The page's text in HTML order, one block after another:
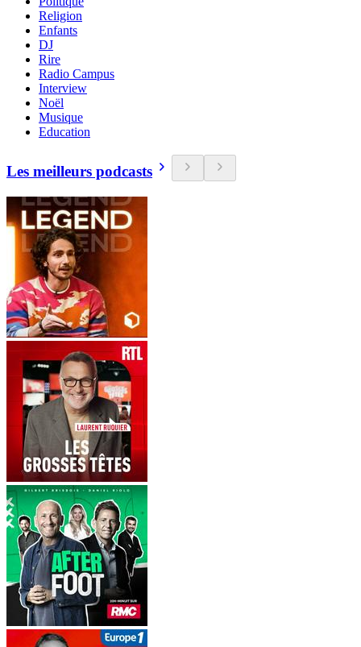
Religion
Enfants
DJ
Rire
Radio Campus
Interview
Noël
Musique
Education
Les meilleurs podcasts